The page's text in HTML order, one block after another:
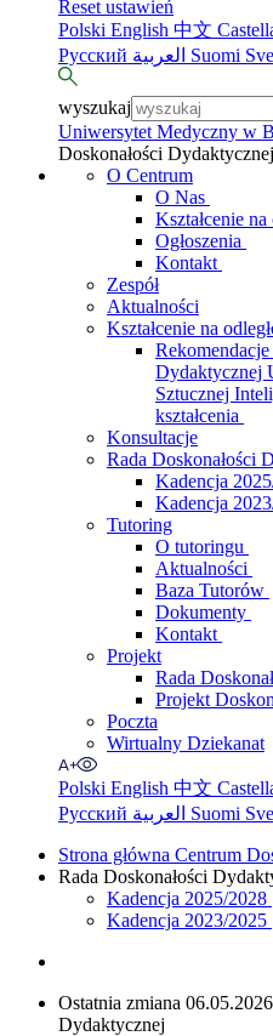
Reset ustawień
Polski English 中文
Русский
Suomi
wyszukaj
Uniwersytet Medyczny w
Doskonałości Dydaktycznej
O Centrum
O Nas
Kształcenie na
Ogłoszenia
Kontakt
Zespół
Aktualności
Kształcenie na
Dydaktycznej
Sztucznej
kształcenia
Konsultacje
Rada Doskonałości
Kadencja
Kadencja
Tutoring
O tutoringu
Aktualności
Baza Tutorów
Dokumenty
Kontakt
Projekt
Rada
Projekt
Poczta
Wirtualny Dziekanat
Polski English 中文
Русский
Suomi
Strona główna Centrum
Rada Doskonałości
Kadencja 2025/2028
Kadencja 2023/2025
Ostatnia zmiana
Dydaktycznej